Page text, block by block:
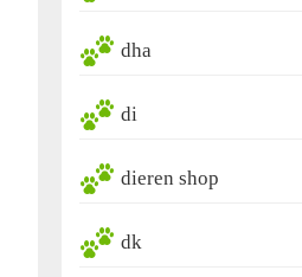
dha
di
dieren shop
dk